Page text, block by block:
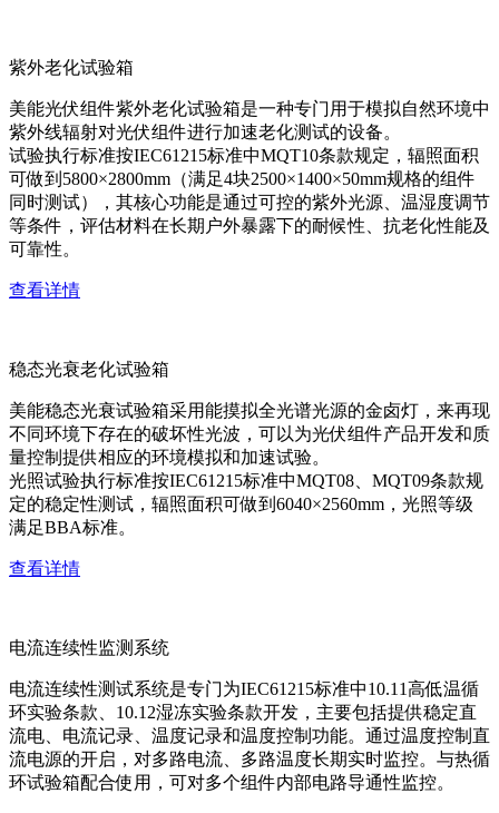
紫外老化试验箱
美能光伏组件紫外老化试验箱是一种专门用于模拟自然环境中
紫外线辐射对光伏组件进行加速老化测试的设备。
试验执行标准按IEC61215标准中MQT10条款规定，辐照面积
可做到5800×2800mm（满足4块2500×1400×50mm规格的组件
同时测试），其核心功能是通过可控的紫外光源、温湿度调节
等条件，评估材料在长期户外暴露下的耐候性、抗老化性能及
可靠性。
查看详情
稳态光衰老化试验箱
美能稳态光衰试验箱采用能摸拟全光谱光源的金卤灯，来再现
不同环境下存在的破坏性光波，可以为光伏组件产品开发和质
量控制提供相应的环境模拟和加速试验。
光照试验执行标准按IEC61215标准中MQT08、MQT09条款规
定的稳定性测试，辐照面积可做到6040×2560mm，光照等级
满足BBA标准。
查看详情
电流连续性监测系统
电流连续性测试系统是专门为IEC61215标准中10.11高低温循
环实验条款、10.12湿冻实验条款开发，主要包括提供稳定直
流电、电流记录、温度记录和温度控制功能。通过温度控制直
流电源的开启，对多路电流、多路温度长期实时监控。与热循
环试验箱配合使用，可对多个组件内部电路导通性监控。